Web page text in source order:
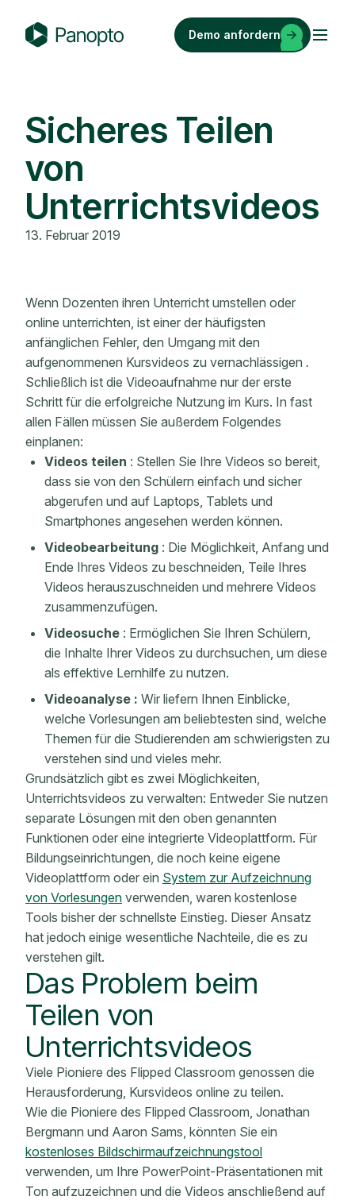
Inhalt
o
p
o
Demo anfordern
Sicheres Teilen
von
Unterrichtsvideos
13. Februar 2019
Wenn Dozenten ihren Unterricht umstellen oder
online unterrichten, ist einer der häufigsten
anfänglichen Fehler, den Umgang mit den
aufgenommenen Kursvideos zu vernachlässigen .
Schließlich ist die Videoaufnahme nur der erste
Schritt für die erfolgreiche Nutzung im Kurs. In fast
allen Fällen müssen Sie außerdem Folgendes
einplanen:
Videos teilen : Stellen Sie Ihre Videos so bereit,
dass sie von den Schülern einfach und sicher
abgerufen und auf Laptops, Tablets und
Smartphones angesehen werden können.
Videobearbeitung : Die Möglichkeit, Anfang und
Ende Ihres Videos zu beschneiden, Teile Ihres
Videos herauszuschneiden und mehrere Videos
zusammenzufügen.
Videosuche : Ermöglichen Sie Ihren Schülern,
die Inhalte Ihrer Videos zu durchsuchen, um diese
als effektive Lernhilfe zu nutzen.
Videoanalyse : Wir liefern Ihnen Einblicke,
welche Vorlesungen am beliebtesten sind, welche
Themen für die Studierenden am schwierigsten zu
verstehen sind und vieles mehr.
Grundsätzlich gibt es zwei Möglichkeiten,
Unterrichtsvideos zu verwalten: Entweder Sie nutzen
separate Lösungen mit den oben genannten
Funktionen oder eine integrierte Videoplattform. Für
Bildungseinrichtungen, die noch keine eigene
Videoplattform oder ein System zur Aufzeichnung
von Vorlesungen verwenden, waren kostenlose
Tools bisher der schnellste Einstieg. Dieser Ansatz
hat jedoch einige wesentliche Nachteile, die es zu
verstehen gilt.
Das Problem beim
Teilen von
Unterrichtsvideos
Viele Pioniere des Flipped Classroom genossen die
Herausforderung, Kursvideos online zu teilen.
Wie die Pioniere des Flipped Classroom, Jonathan
Bergmann und Aaron Sams, könnten Sie ein
kostenloses Bildschirmaufzeichnungstool
verwenden, um Ihre PowerPoint-Präsentationen mit
Ton aufzuzeichnen und die Videos anschließend auf